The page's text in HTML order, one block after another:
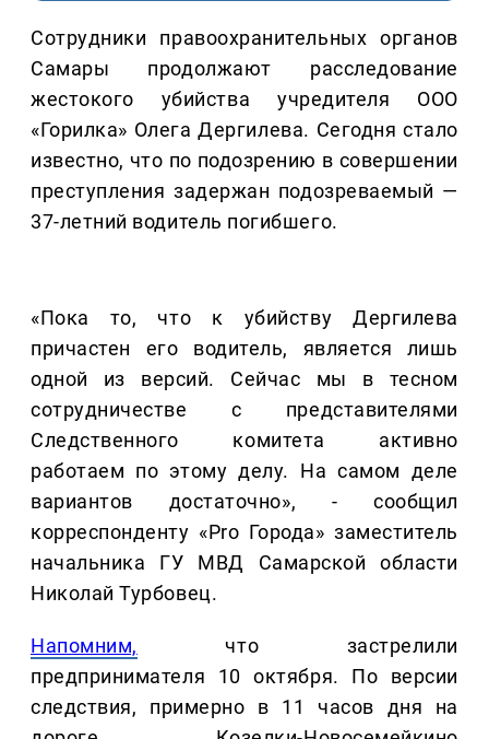
Сотрудники правоохранительных органов
Самары продолжают расследование
жестокого убийства учредителя ООО
«Горилка» Олега Дергилева. Сегодня стало
известно, что по подозрению в совершении
преступления задержан подозреваемый —
37-летний водитель погибшего.
«Пока то, что к убийству Дергилева
причастен его водитель, является лишь
одной из версий. Сейчас мы в тесном
сотрудничестве с представителями
Следственного комитета активно
работаем по этому делу. На самом деле
вариантов достаточно», - сообщил
корреспонденту «Pro Города» заместитель
начальника ГУ МВД Самарской области
Николай Турбовец.
Напомним, что застрелили
предпринимателя 10 октября. По версии
следствия, примерно в 11 часов дня на